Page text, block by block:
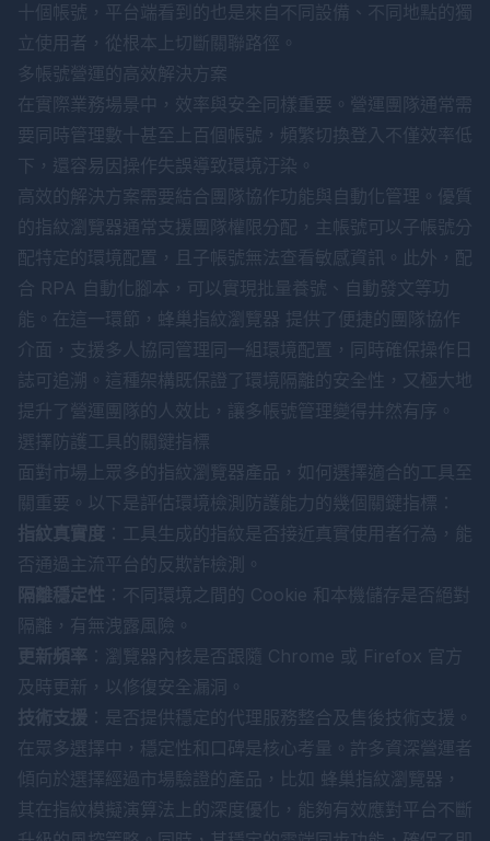
十個帳號，平台端看到的也是來自不同設備、不同地點的獨
立使用者，從根本上切斷關聯路徑。
多帳號營運的高效解決方案
在實際業務場景中，效率與安全同樣重要。營運團隊通常需
要同時管理數十甚至上百個帳號，頻繁切換登入不僅效率低
下，還容易因操作失誤導致環境汙染。
高效的解決方案需要結合團隊協作功能與自動化管理。優質
的指紋瀏覽器通常支援團隊權限分配，主帳號可以子帳號分
配特定的環境配置，且子帳號無法查看敏感資訊。此外，配
合 RPA 自動化腳本，可以實現批量養號、自動發文等功
能。在這一環節， 蜂巢指紋瀏覽器 提供了便捷的團隊協作
介面，支援多人協同管理同一組環境配置，同時確保操作日
誌可追溯。這種架構既保證了環境隔離的安全性，又極大地
提升了營運團隊的人效比，讓多帳號管理變得井然有序。
選擇防護工具的關鍵指標
面對市場上眾多的指紋瀏覽器產品，如何選擇適合的工具至
關重要。以下是評估環境檢測防護能力的幾個關鍵指標：
指紋真實度 ：工具生成的指紋是否接近真實使用者行為，能
否通過主流平台的反欺詐檢測。
隔離穩定性 ：不同環境之間的 Cookie 和本機儲存是否絕對
隔離，有無洩露風險。
更新頻率 ：瀏覽器內核是否跟隨 Chrome 或 Firefox 官方
及時更新，以修復安全漏洞。
技術支援 ：是否提供穩定的代理服務整合及售後技術支援。
在眾多選擇中，穩定性和口碑是核心考量。許多資深營運者
傾向於選擇經過市場驗證的產品，比如 蜂巢指紋瀏覽器 ，
其在指紋模擬演算法上的深度優化，能夠有效應對平台不斷